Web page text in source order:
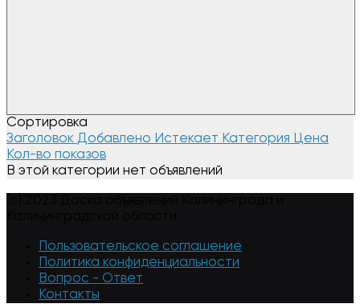
Сортировка
Заголовок Добавлено Истекает Категория Цена
Кол-во показов
В этой категории нет объявлений
Пользовательское соглашение
Политика конфиденциальности
Вопрос - Ответ
Контакты